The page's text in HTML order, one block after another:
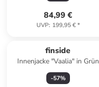
84,99 €
UVP: 199,95 €*
finside
Innenjacke "Vaalia" in Grün
-57%